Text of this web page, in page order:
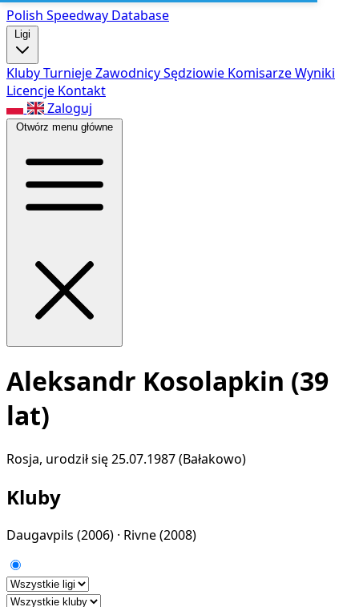
Polish Speedway Database
Ligi
KlubyTurniejeZawodnicySędziowie KomisarzeWyniki
Licencje Kontakt
Zaloguj
Otwórz menu główne
Aleksandr Kosolapkin (39
lat)
Rosja, urodził się 25.07.1987 (Bałakowo)
Kluby
Daugavpils (2006) · Rivne(2008)